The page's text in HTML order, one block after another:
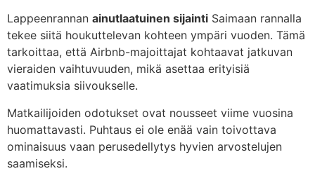
Lappeenrannan ainutlaatuinen sijainti Saimaan rannalla
tekee siitä houkuttelevan kohteen ympäri vuoden. Tämä
tarkoittaa, että Airbnb-majoittajat kohtaavat jatkuvan
vieraiden vaihtuvuuden, mikä asettaa erityisiä
vaatimuksia siivoukselle.
Matkailijoiden odotukset ovat nousseet viime vuosina
huomattavasti. Puhtaus ei ole enää vain toivottava
ominaisuus vaan perusedellytys hyvien arvostelujen
saamiseksi.